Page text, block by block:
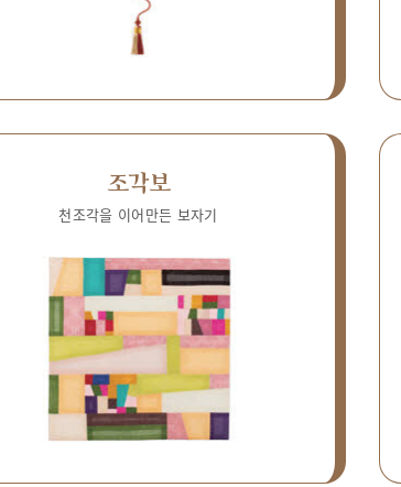
조각보
천조각을 이어만든 보자기